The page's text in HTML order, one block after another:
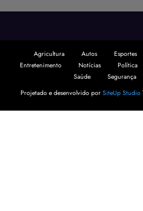
Agricultura Esportes
Segurança
Projetado e desenvolvido por
SiteUp Studio